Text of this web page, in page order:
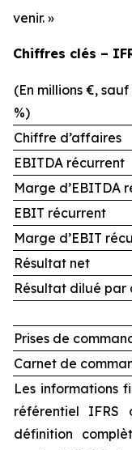
venir. »
Chiffres clés –
(En millions €, sauf
%)
Chiffre d’affaires
EBITDA récurrent
Marge d’EBITDA
EBIT récurrent
Marge d’EBIT
Résultat net
Résultat dilué par
Prises de
Carnet de
Les informations
référentiel IFRS
définition